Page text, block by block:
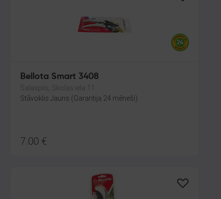
Bellota Smart 3408
Salaspils, Skolas iela 11
Stāvoklis Jauns (Garantija 24 mēneši)
7.00 €